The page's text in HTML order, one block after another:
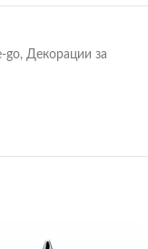
go, Декорации за